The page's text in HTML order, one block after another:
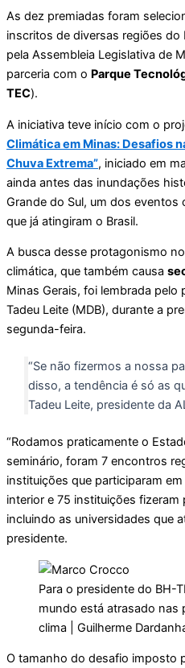
As dez premiadas foram
inscritos de diversas regiões
pela Assembleia Legislativa de
parceria com o Parque
TEC).
A iniciativa teve início com o
Climática em Minas: Desafios
Chuva Extrema”, iniciado em
ainda antes das inundações
Grande do Sul, um dos
que já atingiram o Brasil.
A busca desse protagonismo
climática, que também causa
Minas Gerais, foi lembrada pelo
Tadeu Leite (MDB), durante a
segunda-feira.
“Se não fizermos a nossa
disso, a tendência é só as
Tadeu Leite, presidente da
“Rodamos praticamente o
seminário, foram 7 encontros
instituições que participaram
interior e 75 instituições
incluindo as universidades que
presidente.
Para o presidente do BH-
mundo está atrasado nas
clima | Guilherme
O tamanho do desafio imposto